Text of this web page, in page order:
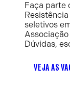
Faça parte
seletivos
Dúvidas,
VEJA AS